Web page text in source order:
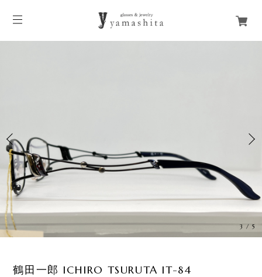
3 /5
鶴田一郎 ICHIRO TSURUTA IT-84